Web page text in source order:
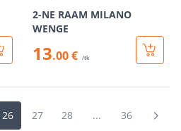
2-NE RAAM MILANO
WENGE
13.00 € /tk
26 27 28 ... 36